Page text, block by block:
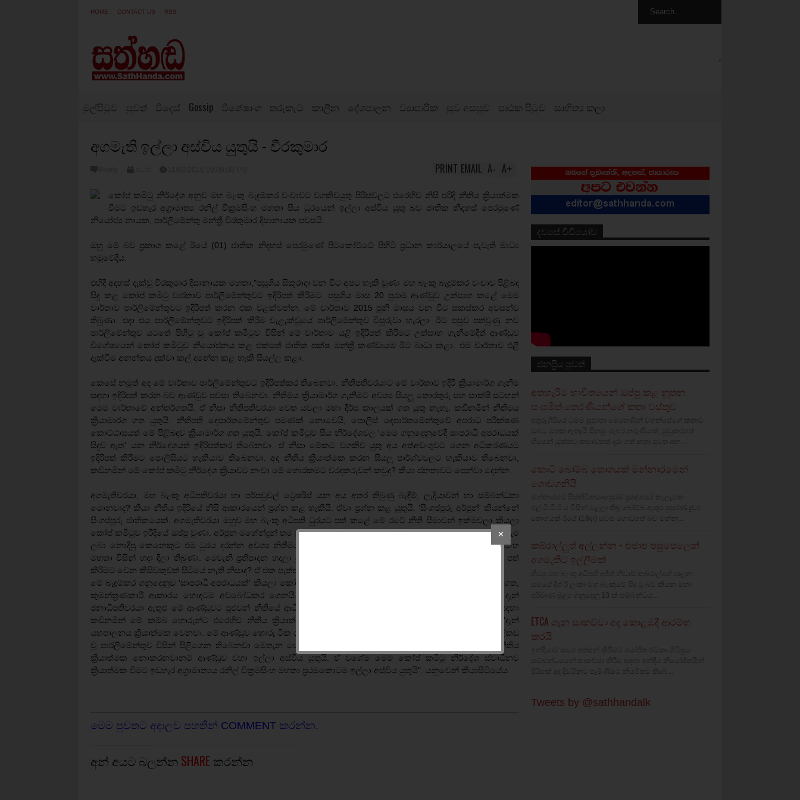
HOME CONTACT US RSS
.
මුල්පිටුව පුවත් විදෙස් Gossip විශේෂාංග තරුකැට කාලීන දේශපාලන ව්‍යාපාරික සුව අසපුව පාඨක පිටුව සාහිත්‍ය කලා
අගමැති ඉල්ලා අස්විය යුතුයි - වීරකුමාර
A+
A-
EMAIL
PRINT
කෝප් කමිටු නිර්දේශ අනුව මහ බැංකු බැඳුම්කර වංචාවට වගකිවයුතු පිරිස්වලට එරෙහිව නිසි පරිදි නීතිය ක්‍රියාත්මක
වීමට ඉඩහැර අග්‍රාමාත්‍ය රනිල් වික්‍රමසිංහ මහතා සිය ධුරයෙන් ඉල්ලා අස්විය යුතු බව ජාතික නිදහස් පෙරමුණේ
නියෝජ්‍ය නායක, පාර්ලිමේන්තු මන්ත්‍රී වීරකුමාර දිසානායක පවසයි.
ඔහු මේ බව ප්‍රකාශ කළේ ඊයේ (01) ජාතික නිදහස් පෙරමුණේ පිටකෝට්ටේ පිහිටි ප්‍රධාන කාර්යාලයේ පැවැති මාධ්‍ය
හමුවේදීය.
එහිදී අදහස් දැක්වූ වීරකුමාර දිසානායක මහතා,"පසුගිය සිකුරාදා වන විට අපට හැකි වුණා මහ බැංකු බැඳුම්කර වංචාව පිළිබඳ
සිදු කළ කෝප් කමිටු වාර්තාව පාර්ලිමේන්තුවට ඉදිරිපත් කිරිමට. පසුගිය මාස 20 පුරාම ආණ්ඩුව උත්සාහ කළේ මෙම
වාර්තාව පාර්ලිමේන්තුවට ඉදිරිපත් කරන එක වළක්වන්න. මේ වාර්තාව 2015 ජුනි මාසය වන විට සකස්කර අවසන්ව
තිබුණා. එදා එය පාර්ලිමේන්තුවට ඉදිරිපත් කිරිම වැළැක්වූයේ පාර්ලිමේන්තුව විසුරුවා හැරලා. ඊට පසුව පත්වුණු නව
පාර්ලිමේන්තුව යටතේ පිහිටු වූ කෝප් කමිටුව විසින් මේ වාර්තාව යළි ඉදිරිපත් කිරිමට උත්සාහ ගැනීමේදීත් ආණ්ඩුව
විශේෂයෙන් කෝප් කමිටුව නියෝජනය කළ එක්සත් ජාතික පක්ෂ මන්ත්‍රී කණ්ඩායම ඊට බාධා කළා. එම වාර්තාව එළි
දැක්වීම අනන්තය දක්වා කල් දමන්න කළ හැකි සියල්ල කළා.
කෙසේ නමුත් අද මේ වාර්තාව පාර්ලිමේන්තුවට ඉදිරිපත්කර තිබෙනවා. නීතිපතිවරයාට මේ වාර්තාව ඉදිරි ක්‍රියාමාර්ග ගැනීම
සඳහා ඉදිරිපත් කරන බව ආණ්ඩුව පවසා තිබෙනවා. නීතිමය ක්‍රියාමාර්ග ගැනීමට අවශ්‍ය සියලු තොරතුරු සහ සාක්ෂි සටහන්
මෙම වාර්තාවේ අන්තර්ගතයි. ඒ නිසා නීතිපතිවරයා වෙත යවලා මහා දීර්ඝ කාලයක් ගත යුතු නැහැ. කඩිනමින් නීතිමය
ක්‍රියාමාර්ග ගත යුතුයි. නීතිපති දෙපාර්තමේන්තුව පමණක් නොවෙයි, පොලිස් දෙපාර්තමේන්තුවේ අපරාධ පරීක්ෂණ
කොට්ඨාසයත් මේ පිළිබඳව ක්‍රියාමාර්ග ගත යුතුයි. කෝප් කමිටුව සිය නිර්දේශවල 'මෙම ගනුදෙනුවේදී සාපරාධී අපරාධයක්
සිදුව ඇත' යන නිර්දේශයත් ඉදිරිපත්කර තිබෙනවා. ඒ නිසා මේකට වගකිව යුතු අය අත්අඩංගුවට ගෙන අධිකරණයට
ඉදිරිපත් කිරීමට පොලිසියට හැකියාව තිබෙනවා. අද නීතිය ක්‍රියාත්මක කරන සියලු පාර්ශ්වවලට හැකියාව තිබෙනවා,
කඩිනමින් මේ කෝප් කමිටු නිර්දේශ ක්‍රියාවට නංවා මේ හොරකමට වරදකරුවන් කවුද? කියා ජනතාවට පෙන්වා දෙන්න.
අගමැතිවරයා, මහ බැංකු අධිපතිවරයා හා පර්පචුවල් ට්‍රෙෂරීස් යන අය අතර තිබුණු බැඳීම්, ලැදියාවන් හා සම්බන්ධතා
මොනවාද? කියා නීතිය ඉදිරියේ නිසි ආකාරයෙන් ප්‍රශ්න කළ හැකියි. ඒවා ප්‍රශ්න කළ යුතුයි. 'සිංගප්පූරු අර්ජුන්' කියන්නේ
සිංගප්පූරු ජාතිකයෙක්. අගමැතිවරයා ඔහුව මහ බැංකු අධිපති ධුරයට පත් කළේ මේ රටේ නීති සීමාවන් ඉක්මවලා කියලා
කෝප් කමිටුව ඉරිදියේ ඔප්පු වුණා. අර්ජුන මහේන්ද්‍රන් තම ධුරයට අදාළ දිවුරුම ලබා දුන්නේ නැහැ. තම ධුරයට අදාළ දිවුරුම
ලබා නොදීපු කෙනෙකුට එම ධුරය දරන්න අවශ්‍ය නිතීමය ප්‍රතිපාදන මහ බැංකුව භාරව සිටින අගමැති රනිල් වික්‍රමසිංහ
මහතා විසින් හදා දීලා තිබුණා. මෙවැනි ප්‍රතිපාදන හදලා දුන්නේ මේ ආණ්ඩුවට මේ රටේ මහ බැංකු අධිපති ධුරයට පත්
කිරිමට වෙන කිසිවකුවත් සිටියේ නැති නිසාද? ඒ එක පැත්තක්.
මේ බැඳුම්කර ගනුදෙනුව 'සාපරාධී අපරාධයක්' කියලා කෝප් කමිටුවේ අපි තීරණය කළේ එය සිදුකර ඇති සැලසුම් සහගත,
කුමන්ත්‍රණකාරී ආකාරය හොඳටම අවබෝධකර ගෙනයි. ඒ නිසා තවදුරටත් මේක යටගහන්න උවමනා නැහැ. දැන්
ජනාධිපතිවරයා ඇතුළු මේ ආණ්ඩුවට පුළුවන් නීතියේ ආධිපත්‍යය ක්‍රියාත්මක වෙනවා කියලා රටට පෙන්වන්න. ඒ සඳහා
කඩිනමින් මේ කම්බ හොරුන්ට එරෙහිව නීතිය ක්‍රියාත්මක කරලා පෙන්වන්න. එතාකොට ජනතාව පිළිගනිවී, 'දැන්
යහපාලනය ක්‍රියාත්මක වෙනවා. මේ ආණ්ඩුව හොරු ටික රකින්නේ නැහැ' කියලා. මේ රටේ ප්‍රජාතන්ත්‍රවාදයේ මුදුන්මල්කඩ
වූ පාර්ලිමේන්තුව විසින් පිළිගෙන තිබෙනවා මෙතැන හොරකමක් සිදුව තිබෙනවා කියලා. ඒ නිසා ඊට එරෙහිව නීතිය
ක්‍රියාත්මක නොකරනවානම් ආණ්ඩුව වහා ඉල්ලා අස්විය යුතුයි. ඒ වගේම මෙම කෝප් කමිටු නිර්දේශ ස්වාධීනව
ක්‍රියාත්මක වීමට ඉඩහැර අග්‍රාමාත්‍යය රනිල් වික්‍රමසිංහ මහතා ප්‍රථමකොටම ඉල්ලා අස්විය යුතුයි". යනුවෙන් කියාසිටියේය.
මෙම පුවතට අදාලව පහතින් COMMENT කරන්න.
අන් අයට බලන්න SHARE කරන්න
දවසේ වීඩියෝව
ජනප්‍රිය පුවත්
අතහැරීම භාවිතයෙන් ඔප්පු කළ නූතන
සංඝමිත් තෙරණියන්ගේ කතා වස්‌තුව
අතුරුගිරියේ ධම්ම සුජාතා මෙහෙණින් වහන්සේගේ කතාව
ඔබට මතක ඇතැයි සිතමු. රූබර තරුණියක්‌, මුඩුකරගත්
හිසෙන් යුක්‌තව කසාවතක්‌ දරා ගත් කතා පුවත අන...
කොටි බෝම්බ තොගයක් මන්නාරමෙන්
ගොඩගනියි
මන්නාරමේ සිත්තිවිනයාගපුරම් ප්‍රදේශයේ කැලෑවක
එල්.ටී.ටී.ඊ ය විසින් වළලා තිබූ බෝම්බ ඇතුළු පුපුරණ ද්‍රව්‍ය
තොගයක් ඊයේ (18දා) සවස ගොඩගත් බව මන්න...
කබ්රාල්ලුත් අල්ලන්න - එජාප පසුපෙලෙන්
අගමැතිට ඉල්ලීමක්
හිටපු මහ බැංකු අධිපති අජිත් නිවාඩ් කබ්රාල්ගේ පාලන
සමයේ දීශ්‍ රී ලංකා මහ බැංකුවේ සිදු වූ බව කියන මහා
පරිමාණ මූල්‍ය ගනුදෙනු 13 ක් සම්බන්ධය...
ETCA ගැන සාකච්චා අද කොළඹදී ආරම්භ
කරයි
ඉන්දියාව සමග අත්සන් කිරීමට යෝජිත එට්කා ගිවිසුම
සම්බන්ධයෙන් සාකච්ඡා කිරීම සඳහා ඉන්දීය නියෝජිතයින්
පිරිසක් අද දිවයිනට පැමිණීමට නියමිතව තිබේ...
Tweets by @sathhandalk
✕